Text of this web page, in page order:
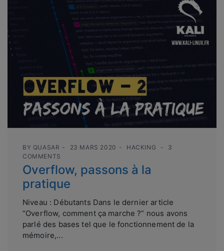
BY QUASAR 23 MARS 2020 HACKING
3
COMMENTS
Overflow, passons à la
pratique
Niveau : Débutants Dans le dernier article
“Overflow, comment ça marche ?” nous avons
parlé des bases tel que le fonctionnement de la
mémoire,...